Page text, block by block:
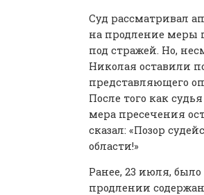
Суд рассматривал
на продление меры
под стражей. Но,
Николая оставили
представляющего
После того как
мера пресечения
сказал: «Позор
области!»
Ранее, 23 июля,
продлении